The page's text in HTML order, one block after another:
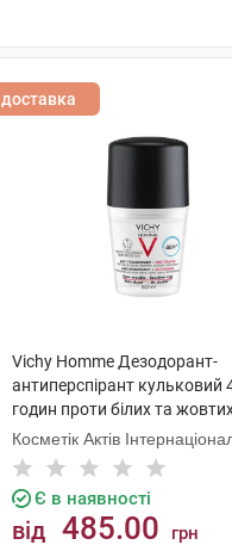
доставка
Vichy Homme Дезодорант-
антиперспірант кульковий
годин проти білих та
на одязі, для чоловіків 50 мл
флакон
Косметік Актів
Є в наявності
від 485.00 грн